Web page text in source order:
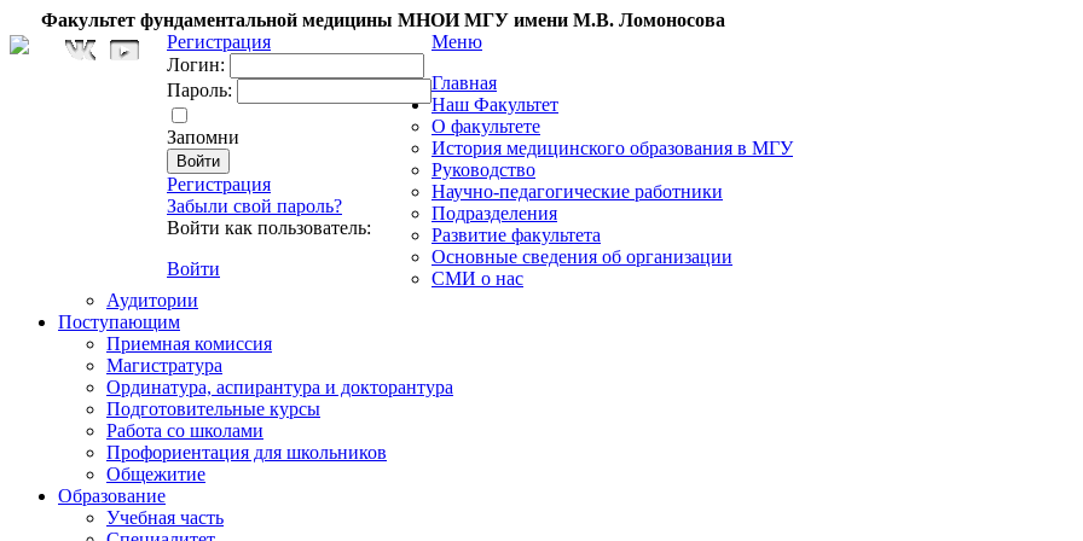
Факультет фундаментальной медицины МНОИ МГУ имени М.В. Ломоносова
Регистрация
Логин:
Пароль:
Запомни
Регистрация
Забыли свой пароль?
Войти как пользователь:
Войти
Меню
Главная
Наш Факультет
О факультете
История медицинского образования в МГУ
Руководство
Научно-педагогические работники
Подразделения
Развитие факультета
Основные сведения об организации
СМИ о нас
Аудитории
Поступающим
Приемная комиссия
Магистратура
Ординатура, аспирантура и докторантура
Подготовительные курсы
Работа со школами
Профориентация для школьников
Общежитие
Образование
Учебная часть